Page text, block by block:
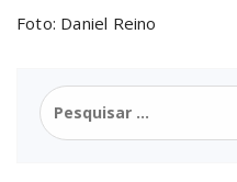
Foto: Daniel Reino